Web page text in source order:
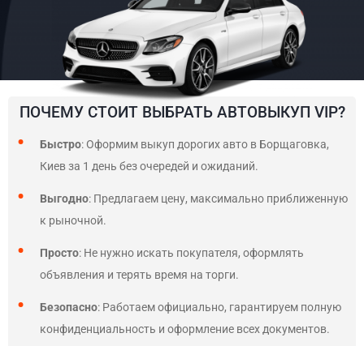
ПОЧЕМУ СТОИТ ВЫБРАТЬ АВТОВЫКУП VIP?
Быстро: Оформим выкуп дорогих авто в Борщаговка,
Киев за 1 день без очередей и ожиданий.
Выгодно: Предлагаем цену, максимально приближенную
к рыночной.
Просто: Не нужно искать покупателя, оформлять
объявления и терять время на торги.
Безопасно: Работаем официально, гарантируем полную
конфиденциальность и оформление всех документов.